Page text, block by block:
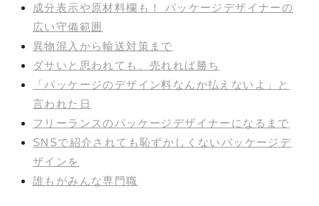
成分表示や原材料欄も！ パッケージデザイナーの
広い守備範囲
異物混入から輸送対策まで
ダサいと思われても、売れれば勝ち
「パッケージのデザイン料なんか払えないよ」と
言われた日
フリーランスのパッケージデザイナーになるまで
SNSで紹介されても恥ずかしくないパッケージデ
ザインを
誰もがみんな専門職